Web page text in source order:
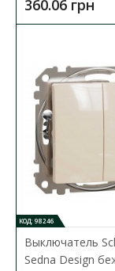
360.06 грн
КОД: 98246
Выключатель
Sedna Design